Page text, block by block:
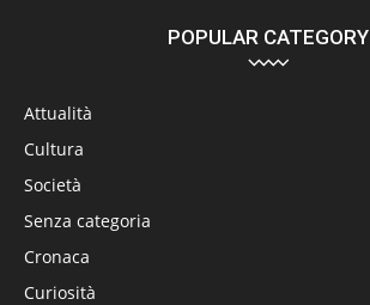
POPULAR CATEGORY
Attualità
Cultura
Società
Senza categoria
Cronaca
Curiosità